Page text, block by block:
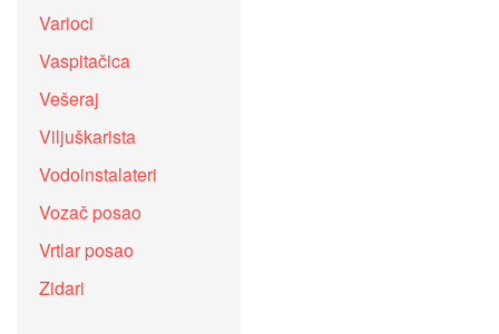
Varioci
Vaspitačica
Vešeraj
Viljuškarista
Vodoinstalateri
Vozač posao
Vrtlar posao
Zidari